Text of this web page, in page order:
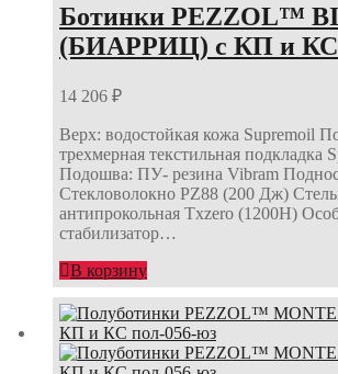
Ботинки PEZZOL™
(БИАРРИЦ) с КП и КС
14 206 ₽
Верх: водостойкая кожа Supremoil
трехмерная текстильная подкладка
Подошва: ПУ- резина Vibram
Стекловолокно PZ88 (200 Дж)
антипрокольная Txzero (1200Н)
стабилизатор…
В корзину